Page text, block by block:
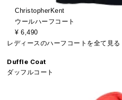
ChristopherKent
ウールハーフコート
¥ 6,490
レディースのハーフコートを全て見る
Duffle Coat
ダッフルコート